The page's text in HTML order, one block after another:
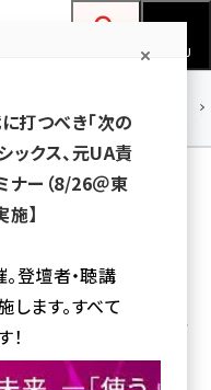
当者フォーラム
MENU
いる記事の一覧
GMO
」
ーショップ」の利用店舗の中か
開催し、「北欧、暮らしの道
打つべき「次の
ックス、元UA責
ナー（8/26＠東
施】
。登壇者・聴講
ます。すべて